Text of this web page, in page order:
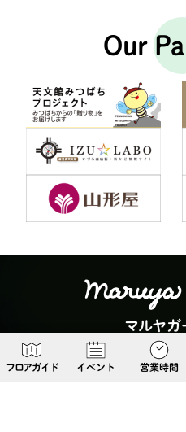
フロアガイド イベント 営業時間
Our
マルヤガ
〒892-0826 鹿児島